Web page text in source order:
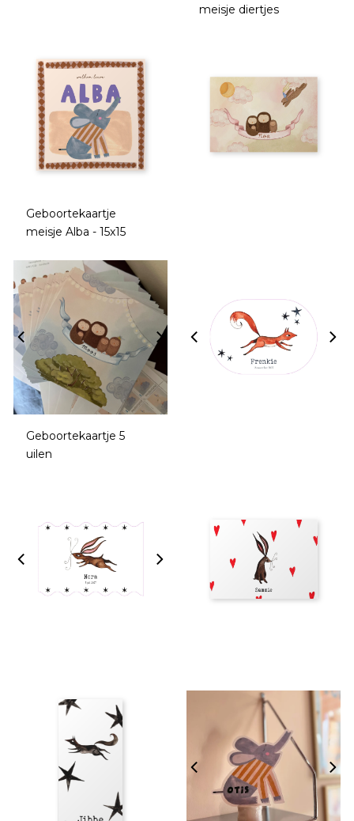
meisje diertjes
Geboortekaartje
meisje Alba - 15x15
Geboortekaartje 5
uilen